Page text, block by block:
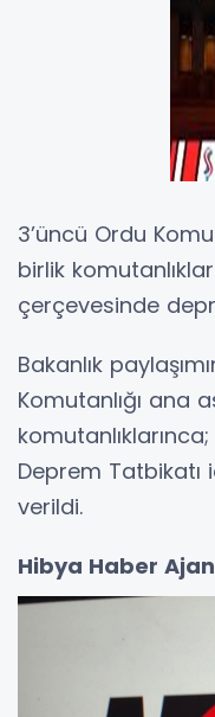
3’üncü Ordu
birlik
çerçevesinde
Bakanlık
Komutanlığı ana
Deprem Tatbikatı
verildi.
Hibya Haber